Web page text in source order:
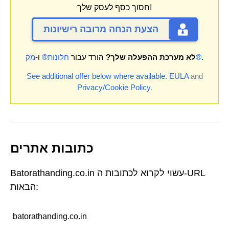
חסוך כסף לעסק שלך!
הצעת הנחה מרובה רישיונות
לא מערכת ההפעלה שלך? הורד עבור חלונות® ו- מק®.
See additional offer below where available. EULAand
Privacy/Cookie Policy.
כתובות אתרים
Batorathanding.co.in עשוי לקרוא לכתובות ה-URL
הבאות:
batorathanding.co.in